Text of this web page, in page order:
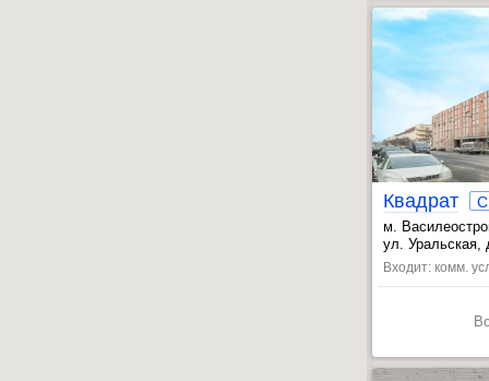
Квадрат C
м.
, Спортивная-
, Приморская
ул. Уральская,
Входит: комм.